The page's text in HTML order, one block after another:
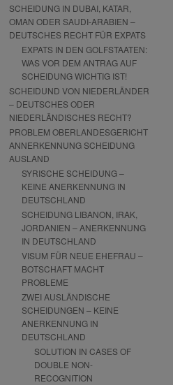
SCHEIDUNG IN DUBAI, KATAR,
OMAN ODER SAUDI-ARABIEN –
DEUTSCHES RECHT FÜR EXPATS
EXPATS IN DEN GOLFSTAATEN:
WAS VOR DEM ANTRAG AUF
SCHEIDUNG WICHTIG IST!
SCHEIDUND VON NIEDERLÄNDER
– DEUTSCHES ODER
NIEDERLÄNDISCHES RECHT?
PROBLEM OBERLANDESGERICHT
ANNERKENNUNG SCHEIDUNG
AUSLAND
SYRISCHE SCHEIDUNG –
KEINE ANERKENNUNG IN
DEUTSCHLAND
SCHEIDUNG LIBANON, IRAK,
JORDANIEN – ANERKENNUNG
IN DEUTSCHLAND
VISUM FÜR NEUE EHEFRAU –
BOTSCHAFT MACHT
PROBLEME
ZWEI AUSLÄNDISCHE
SCHEIDUNGEN – KEINE
ANERKENNUNG IN
DEUTSCHLAND
SOLUTION IN CASES OF
DOUBLE NON-
RECOGNITION